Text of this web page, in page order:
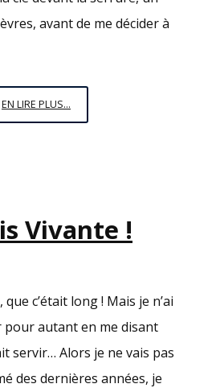
avant de me décider à
EN LIRE PLUS...
FILLE
Vivante !
c’était long ! Mais je n’ai
pour autant en me disant
servir… Alors je ne vais pas
des dernières années, je